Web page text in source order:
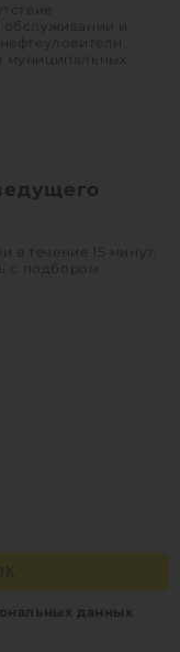
обслуживании и
муниципальных
в течение 15 минут,
с подбором
данных